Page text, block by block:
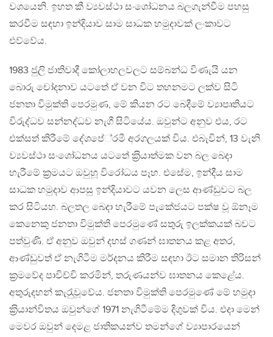
වශයෙනි. ඉහත කී ව්‍යවස්ථා සංශෝධනය බලගැන්වීම පහසු
කරවීම සඳහා ඉන්දියාව සාම සාධක හමුදාවක් ලංකාවට
එව්වේය.
1983 ජුලි ජාතිවාදී කෝලාහලවලට සම්බන්ධ විණැයි යන
බොරු චෝදනාව යටතේ ඒ වන විට තහනමට ලක්ව සිටි
ජනතා විමුක්ති පෙරමුණ, මේ කියන රට බෙදීමේ ව්‍යාපෘතියට
විරුද්ධව සන්නද්ධව නැගී සිටියේය. ඔවුන්ට අනුව එය, රට
එක්සත් කිරීමේ දේශපේ‍්‍රමී අරගලයක් විය. එබැවින්, 13 වැනි
ව්‍යවස්ථා සංශෝධනය යටතේ ක‍්‍රියාත්මක වන බල බෙදා
හැරීමේ ක‍්‍රමයට ඔවුහූ විරෝධය පෑහ. එසේම, ඉන්දීය සාම
සාධක හමුදාව ආපසු ඉන්දියාවට යවන ලෙස ආණ්ඩුවට බල
කර සිටියහ. බලතල බෙදා හැරීමේ පැකේජයට පක්ෂ වූ ඕනෑම
කෙනෙකු ජනතා විමුක්ති පෙරමුණේ සතුරු ඉලක්කයක් බවට
පත්වුණි. ඒ අනුව ඔවුන් දහස් ගණන් ඝාතනය කළ අතර,
ආණ්ඩුවත් ඒ නැගිටීම මර්දනය කිරීම සඳහා ඊට සමාන තිරිසන්
ක‍්‍රමවේද පාවිච්චි කරමින්, තරුණයන්ව ඝාතනය කෙළේය.
අතුරුදහන් කැරැුවූවේය. ජනතා විමුක්ති පෙරමුණේ මේ හමුදා
ක‍්‍රියාන්විතය ඔවුන්ගේ 1971 නැගිටීමේම දිගුවක් විය. එදා මෙන්
මෙවර ඔවුන් දෙමළ ජාතිකයන්ව තමන්ගේ ව්‍යාපාරයෙන්